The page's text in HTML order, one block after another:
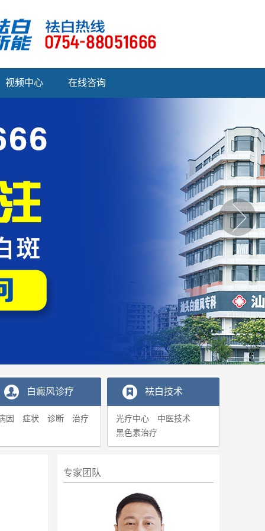
视频中心 在线咨询
白癜风诊疗
因 症状 诊断 治疗
袪白技术
光疗中心
中医技术
黑色素治疗
专家团队